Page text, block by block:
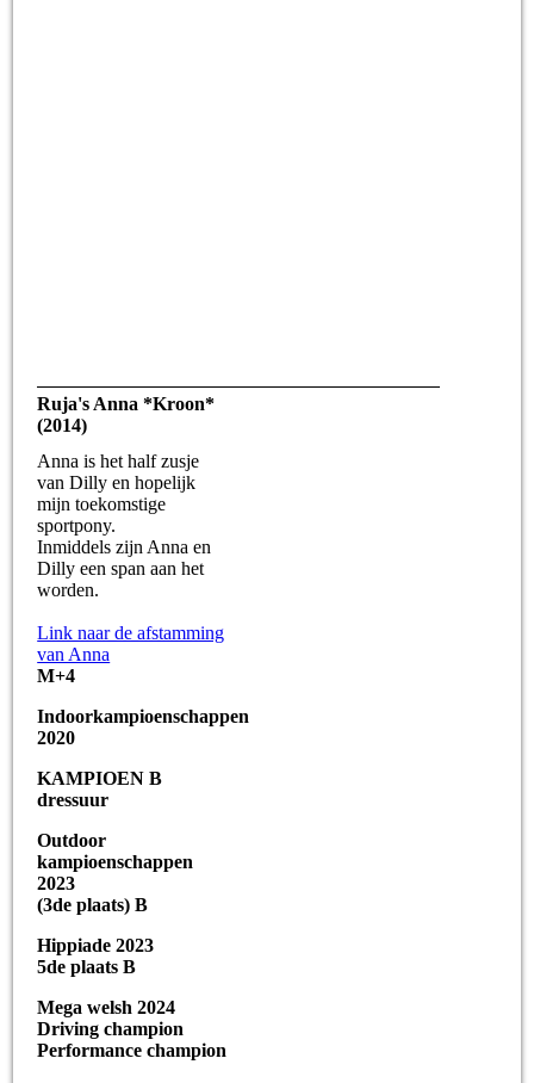
Ruja's Anna *Kroon*
(2014)
Anna is het half zusje
van Dilly en hopelijk
mijn toekomstige
sportpony.
Inmiddels zijn Anna en
Dilly een span aan het
worden.
Link naar de afstamming
van Anna
M+4
Indoorkampioenschappen
2020
KAMPIOEN B
dressuur
Outdoor
kampioenschappen
2023
(3de plaats) B
Hippiade 2023
5de plaats B
Mega welsh 2024
Driving champion
Performance champion